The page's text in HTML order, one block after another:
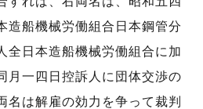
造船機械労働組合日本鋼管分
全日本造船機械労働組合に加
月一四日控訴人に団体交渉の
名は解雇の効力を争って裁判